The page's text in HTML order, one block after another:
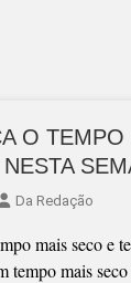
O
Da Redação
mais seco e
tempo mais